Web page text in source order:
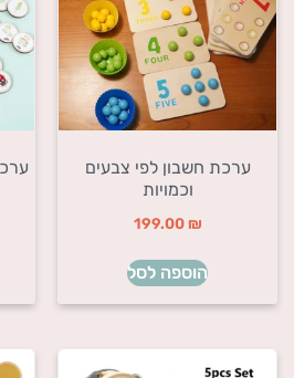
ערכת חשבון לפי צבעים
וכמויות
199.00 ₪
הוספה לסל